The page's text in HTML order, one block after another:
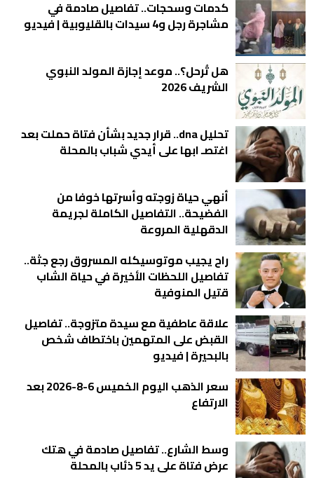
كدمات وسحجات.. تفاصيل صادمة في
مشاجرة رجل و4 سيدات بالقليوبية | فيديو
هل تُرحل؟.. موعد إجازة المولد النبوي
الشريف 2026
تحليل dna.. قرار جديد بشأن فتاة حملت بعد
اغتصـ ابها على أيدي شباب بالمحلة
أنهي حياة زوجته وأسرتها خوفا من
الفضيحة.. التفاصيل الكاملة لجريمة
الدقهلية المروعة
راح يجيب موتوسيكله المسروق رجع جثة..
تفاصيل اللحظات الأخيرة في حياة الشاب
قتيل المنوفية
علاقة عاطفية مع سيدة متزوجة.. تفاصيل
القبض على المتهمين باختطاف شخص
بالبحيرة | فيديو
سعر الذهب اليوم الخميس 6-8-2026 بعد
الارتفاع
وسط الشارع.. تفاصيل صادمة في هتك
عرض فتاة على يد 5 ذئاب بالمحلة